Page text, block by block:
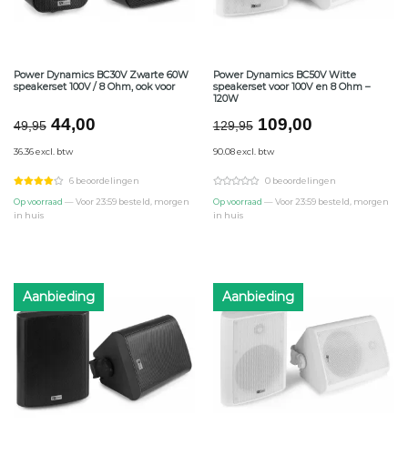
Power Dynamics BC30V Zwarte 60W
speakerset 100V / 8 Ohm, ook voor
49,95 Oorspronkelijke
was:
€49,95.
44,00Huidige
€44,00.
36.36 excl. btw
6 beoordelingen
Op voorraad — Voor 23:59 besteld, morgen
in huis
Power Dynamics BC50V Witte
speakerset voor 100V en 8 Ohm –
120W
129,95 Oorspronkelijke
was:
€129,95.
109,00Huidige
€109,00.
90.08 excl. btw
0 beoordelingen
Op voorraad — Voor 23:59 besteld, morgen
in huis
Aanbieding Aanbieding